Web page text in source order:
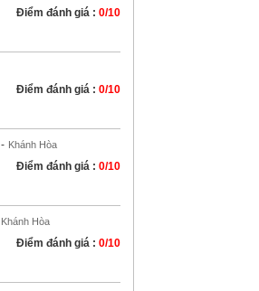
Điểm đánh giá : 0/10
Điểm đánh giá : 0/10
- Khánh Hòa
Điểm đánh giá : 0/10
Khánh Hòa
Điểm đánh giá : 0/10